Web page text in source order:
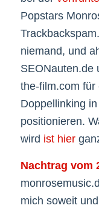
Popstars
niemand, und
SEONauten.de
the-film.com für
Doppellinking
positionieren.
wird ist hier
Nachtrag vom
mich soweit